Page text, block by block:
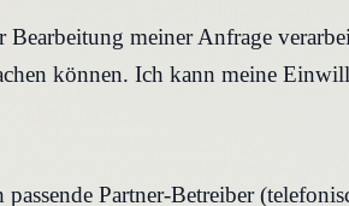
meiner Anfrage
können. Ich kann meine
Partner-Betreiber